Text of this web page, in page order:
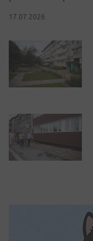
17.07.2026